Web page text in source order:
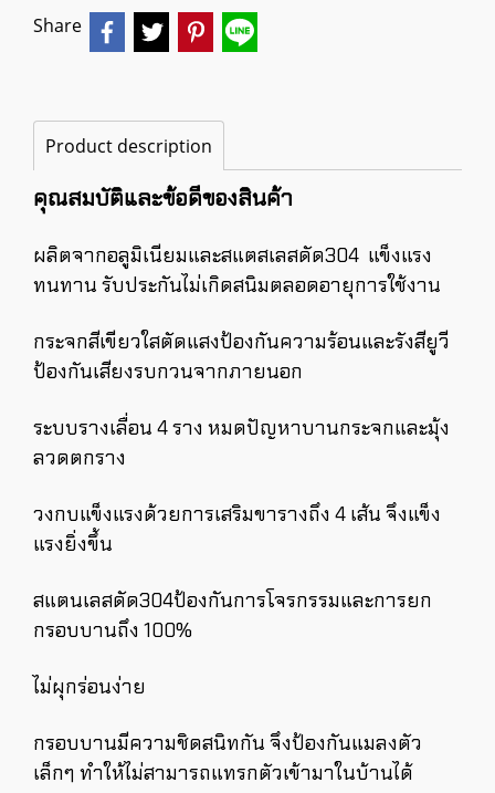
Share
Product description
คุณสมบัติและข้อดีของสินค้า
ผลิตจากอลูมิเนียมและสแตสเลสดัด304 แข็งแรง
ทนทาน รับประกันไม่เกิดสนิมตลอดอายุการใช้งาน
กระจกสีเขียวใสตัดแสงป้องกันความร้อนและรังสียูวี
ป้องกันเสียงรบกวนจากภายนอก
ระบบรางเลื่อน 4 ราง หมดปัญหาบานกระจกและมุ้ง
ลวดตกราง
วงกบแข็งแรงด้วยการเสริมขารางถึง 4 เส้น จึงแข็ง
แรงยิ่งขึ้น
สแตนเลสดัด304ป้องกันการโจรกรรมและการยก
กรอบบานถึง 100%
ไม่ผุกร่อนง่าย
กรอบบานมีความชิดสนิทกัน จึงป้องกันแมลงตัว
เล็กๆ ทำให้ไม่สามารถแทรกตัวเข้ามาในบ้านได้